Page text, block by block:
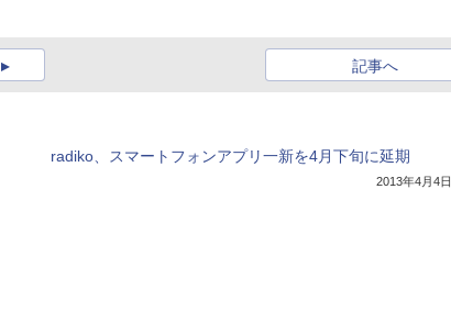
記事へ
radiko、スマートフォンアプリ一新を4月下旬に延期
2013年4月4日